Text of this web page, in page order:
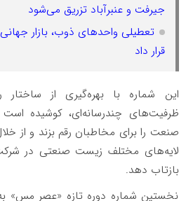
جیرفت و عنبرآباد تزریق می‌شود
تعطیلی واحدهای ذوب، بازار
قرار داد
این شماره با بهره‌گیری از ساختار
ظرفیت‌های چندرسانه‌ای، کوشیده است
صنعت را برای مخاطبان رقم بزند و از
لایه‌های مختلف زیست صنعتی در
بازتاب دهد.